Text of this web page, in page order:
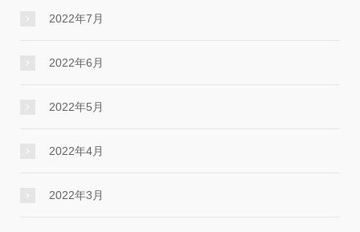
2022年7月
2022年6月
2022年5月
2022年4月
2022年3月